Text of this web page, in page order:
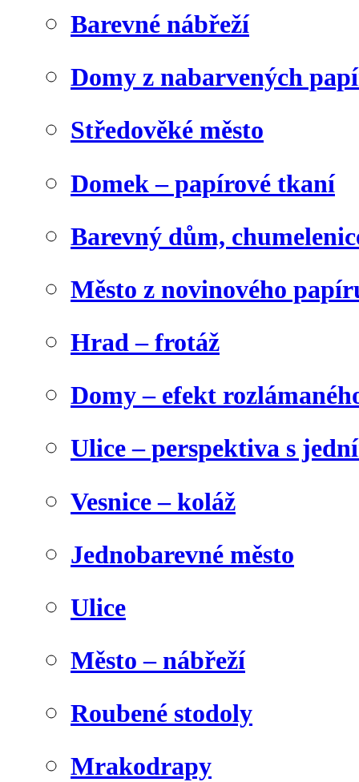
Barevné nábřeží
Domy z nabarvených
Středověké město
Domek – papírové tkaní
Barevný dům,
Město z novinového
Hrad – frotáž
Domy – efekt
Ulice – perspektiva s
Vesnice – koláž
Jednobarevné město
Ulice
Město – nábřeží
Roubené stodoly
Mrakodrapy